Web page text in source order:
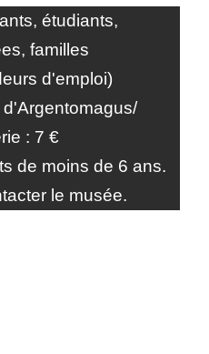
étudiants,
familles
d'emploi)
: 7 €
de moins de 6 ans.
le musée.